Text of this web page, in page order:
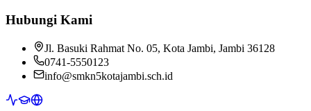
Hubungi Kami
Jl. Basuki Rahmat No. 05, Kota Jambi, Jambi 36128
0741-5550123
info@smkn5kotajambi.sch.id